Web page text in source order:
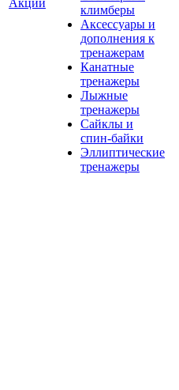
Акции
климберы
Аксессуары и
дополнения к
тренажерам
Канатные
тренажеры
Лыжные
тренажеры
Сайклы и
спин-байки
Эллиптические
тренажеры